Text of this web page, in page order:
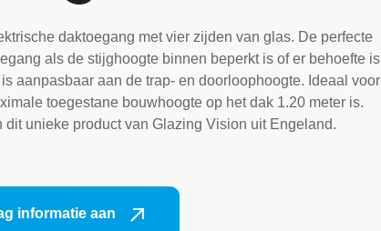
daktoegang met vier zijden van glas. De perfecte
als de stijghoogte binnen beperkt is of er behoefte is
aanpasbaar aan de trap- en doorloophoogte. Ideaal voor
toegestane bouwhoogte op het dak 1.20 meter is.
unieke product van Glazing Vision uit Engeland.
informatie aan